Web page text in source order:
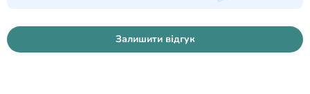
Залишити відгук